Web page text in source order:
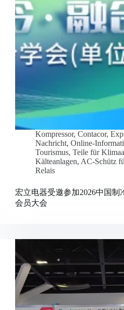
Kompressor, Contacor,
Nachricht, Online-
Tourismus, Teile für
Kälteanlagen, AC-Schütz
Relais
宏立电器受邀参加2026中国制
会员大会